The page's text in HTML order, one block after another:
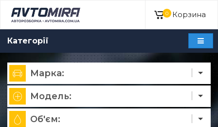
0 Корзина
Категорії
Марка:
Модель:
Об'єм: